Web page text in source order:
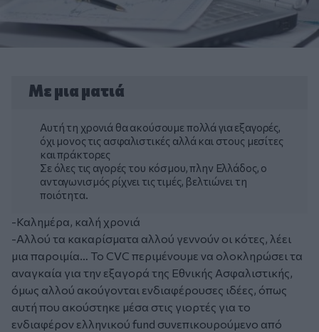
Με μια ματιά
Αυτή τη χρονιά θα ακούσουμε πολλά για εξαγορές,
όχι μονος τις ασφαλιστικές αλλά και στους μεσίτες
και πράκτορες
Σε όλες τις αγορές του κόσμου, πλην Ελλάδος, ο
ανταγωνισμός ρίχνει τις τιμές, βελτιώνει τη
ποιότητα.
-Καλημέρα, καλή χρονιά
-Αλλού τα κακαρίσματα αλλού γεννούν οι κότες, λέει
μια παροιμία… Το CVC περιμένουμε να ολοκληρώσει τα
αναγκαία για την εξαγορά της Εθνικής Ασφαλιστικής,
όμως αλλού ακούγονται ενδιαφέρουσες ιδέες, όπως
αυτή που ακούστηκε μέσα στις γιορτές για το
ενδιαφέρον ελληνικού fund συνεπικουρούμενο από